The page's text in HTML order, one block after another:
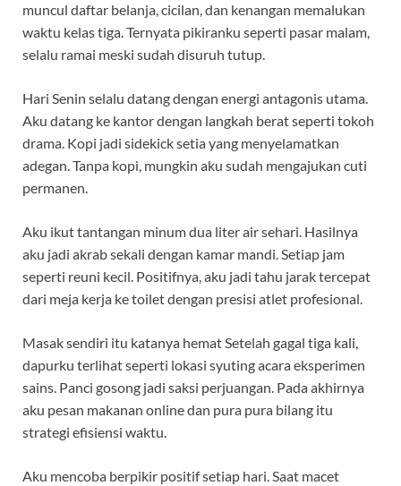
muncul daftar belanja, cicilan, dan kenangan memalukan
waktu kelas tiga. Ternyata pikiranku seperti pasar malam,
selalu ramai meski sudah disuruh tutup.
Hari Senin selalu datang dengan energi antagonis utama.
Aku datang ke kantor dengan langkah berat seperti tokoh
drama. Kopi jadi sidekick setia yang menyelamatkan
adegan. Tanpa kopi, mungkin aku sudah mengajukan cuti
permanen.
Aku ikut tantangan minum dua liter air sehari. Hasilnya
aku jadi akrab sekali dengan kamar mandi. Setiap jam
seperti reuni kecil. Positifnya, aku jadi tahu jarak tercepat
dari meja kerja ke toilet dengan presisi atlet profesional.
Masak sendiri itu katanya hemat Setelah gagal tiga kali,
dapurku terlihat seperti lokasi syuting acara eksperimen
sains. Panci gosong jadi saksi perjuangan. Pada akhirnya
aku pesan makanan online dan pura pura bilang itu
strategi efisiensi waktu.
Aku mencoba berpikir positif setiap hari. Saat macet